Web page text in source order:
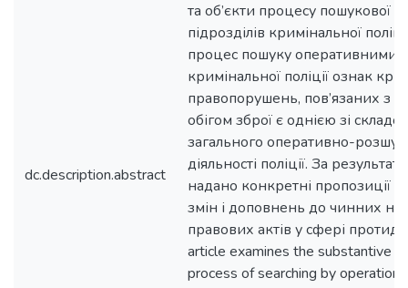
dc.description.abstract
та об’єкти процесу пошукової
підрозділів кримінальної
процес пошуку оперативними
кримінальної поліції ознак
правопорушень, пов’язаних з
обігом зброї є однією зі
загального оперативно-
діяльності поліції. За
надано конкретні пропозиції
змін і доповнень до чинних
правових актів у сфері
article examines the substantive
process of searching by